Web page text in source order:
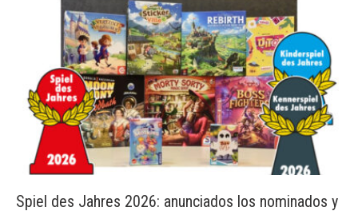
Spiel des Jahres 2026: anunciados los nominados y